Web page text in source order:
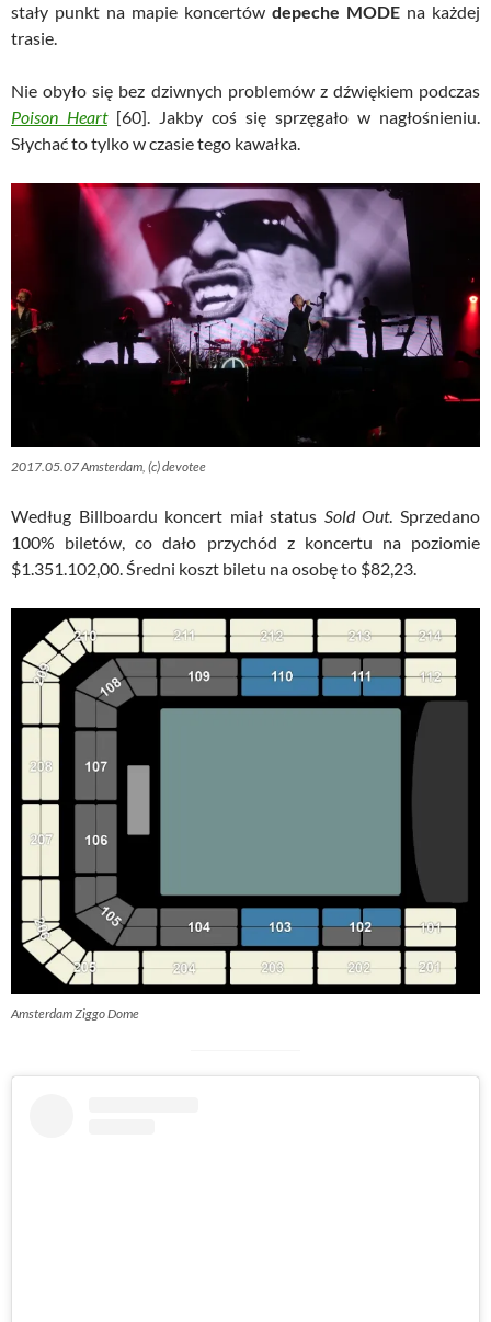
stały punkt na mapie koncertów depeche MODE na każdej
trasie.
Nie obyło się bez dziwnych problemów z dźwiękiem podczas
Poison Heart[60]. Jakby coś się sprzęgało w nagłośnieniu.
Słychać to tylko w czasie tego kawałka.
2017.05.07 Amsterdam, (c) devotee
Według Billboardu koncert miał status Sold Out. Sprzedano
100% biletów, co dało przychód z koncertu na poziomie
$1.351.102,00. Średni koszt biletu na osobę to $82,23.
Amsterdam Ziggo Dome